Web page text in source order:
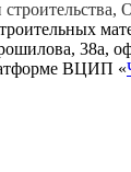
38а,
ВЦИП «